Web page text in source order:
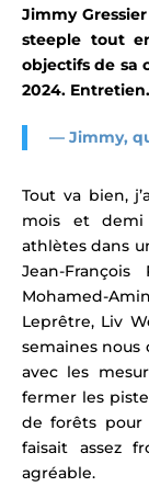
Jimmy
steeple tout
objectifs de sa
2024. Entretien.
— Jimmy,
Tout va bien,
mois et demi
athlètes dans
Jean-
Mohamed-
Leprêtre, Liv
semaines nous
avec les
fermer les
de forêts pour
faisait assez
agréable.